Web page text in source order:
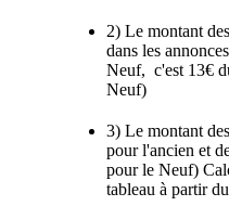
2) Le montant
dans les
Neuf, c'est 13€
Neuf)
3) Le montant
pour l'ancien et
pour le Neuf)
tableau à partir